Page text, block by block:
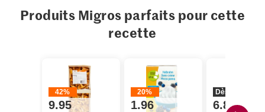
Produits Migros parfaits pour cette
recette
42%
9.95
20%
1.96
Dès 2 pièces
6.80